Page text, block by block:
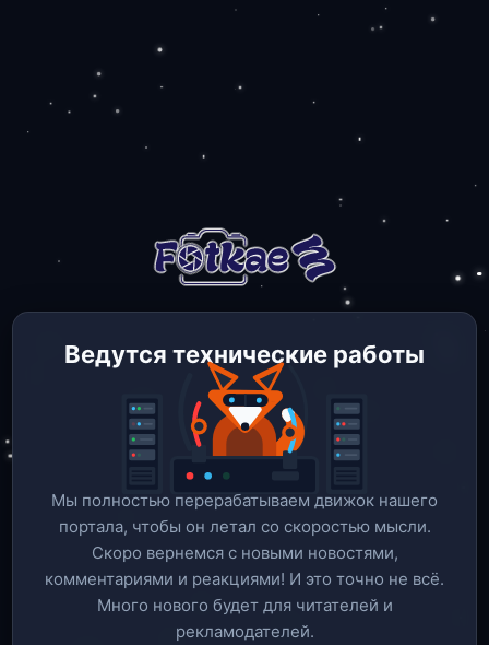
Ведутся технические работы
Мы полностью перерабатываем движок нашего
портала, чтобы он летал со скоростью мысли.
Скоро вернемся c новыми новостями,
комментариями и реакциями! И это точно не всё.
Много нового будет для читателей и
рекламодателей.